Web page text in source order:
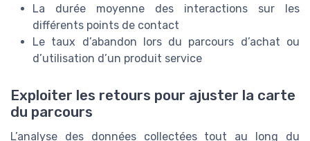
La durée moyenne des interactions sur les
différents points de contact
Le taux d’abandon lors du parcours d’achat ou
d’utilisation d’un produit service
Exploiter les retours pour ajuster la carte
du parcours
L’analyse des données collectées tout au long du